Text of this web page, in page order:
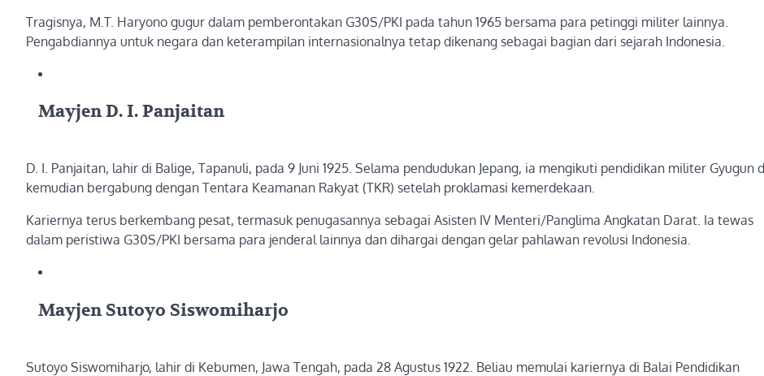
Tragisnya, M.T. Haryono gugur dalam pemberontakan G30S/PKI pada tahun 1965 bersama para petinggi militer lainnya.
Pengabdiannya untuk negara dan keterampilan internasionalnya tetap dikenang sebagai bagian dari sejarah Indonesia.
Mayjen D. I. Panjaitan
D. I. Panjaitan, lahir di Balige, Tapanuli, pada 9 Juni 1925. Selama pendudukan Jepang, ia mengikuti pendidikan militer Gyugun
kemudian bergabung dengan Tentara Keamanan Rakyat (TKR) setelah proklamasi kemerdekaan.
Kariernya terus berkembang pesat, termasuk penugasannya sebagai Asisten IV Menteri/Panglima Angkatan Darat. Ia tewas
dalam peristiwa G30S/PKI bersama para jenderal lainnya dan dihargai dengan gelar pahlawan revolusi Indonesia.
Mayjen Sutoyo Siswomiharjo
Sutoyo Siswomiharjo, lahir di Kebumen, Jawa Tengah, pada 28 Agustus 1922. Beliau memulai kariernya di Balai Pendidikan